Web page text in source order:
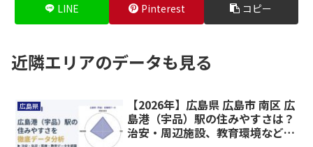
LINE Pinterest コピー
近隣エリアのデータも見る
広島県
【2026年】広島県 広島市 南区 広
島港（宇品）駅の住みやすさは？
治安・周辺施設、教育環境など暮